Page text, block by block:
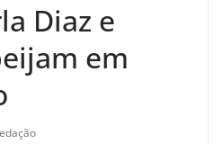
Diaz e
em